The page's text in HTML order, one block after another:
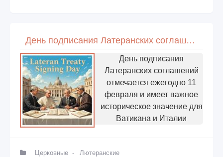
День подписания Латеранских соглашений в Ватикане
День подписания
Латеранских соглашений
отмечается ежегодно 11
февраля и имеет важное
историческое значение для
Ватикана и Италии
Церковные - Лютеранские